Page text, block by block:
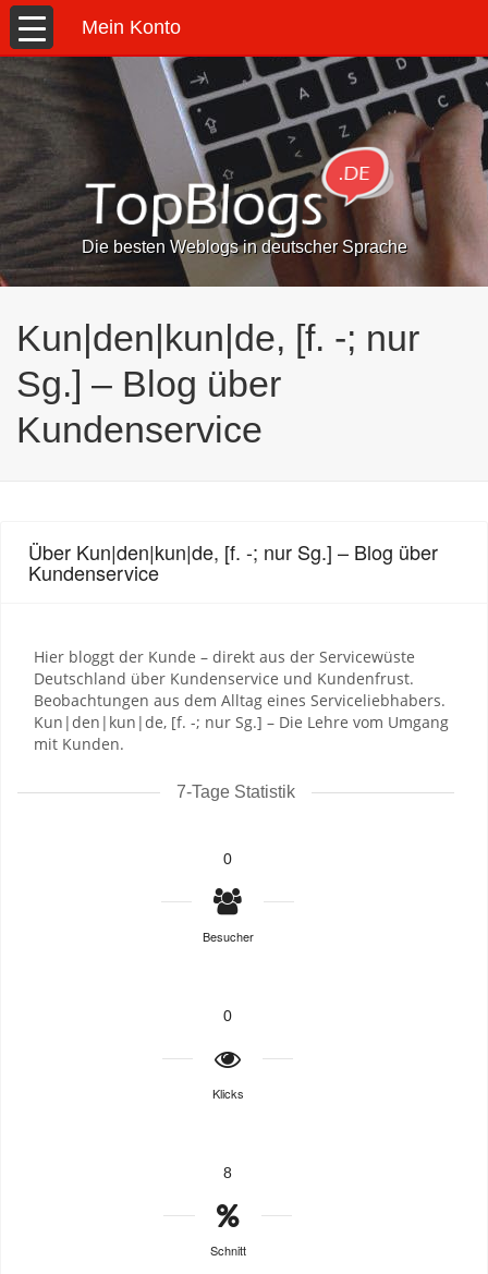
Mein Konto
Die besten Weblogs in deutscher Sprache
Kun|den|kun|de, [f. -; nur
Sg.] – Blog über
Kundenservice
Über Kun|den|kun|de, [f. -; nur Sg.] – Blog über
Kundenservice
Hier bloggt der Kunde – direkt aus der Servicewüste
Deutschland über Kundenservice und Kundenfrust.
Beobachtungen aus dem Alltag eines Serviceliebhabers.
Kun|den|kun|de, [f. -; nur Sg.] – Die Lehre vom Umgang
mit Kunden.
7-Tage Statistik
0
Besucher
0
Klicks
8
Schnitt